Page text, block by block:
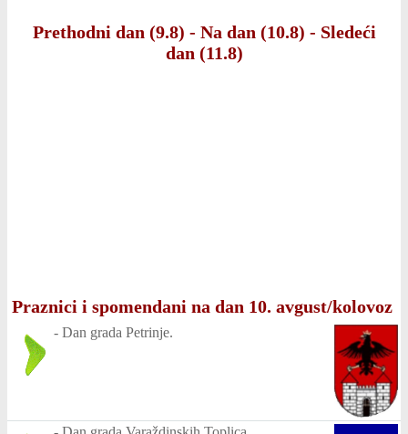
Prethodni dan (9.8) - Na dan (10.8) - Sledeći
dan (11.8)
Praznici i spomendani na dan 10. avgust/kolovoz
- Dan grada Petrinje.